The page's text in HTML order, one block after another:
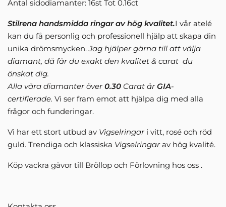
Antal sidodiamanter: 16st Tot 0.16ct
Stilrena handsmidda ringar av hög kvalitet.I vår atelé
kan du få personlig och professionell hjälp att skapa din
unika drömsmycken.Jag hjälper gärna till att välja
diamant, då får du exakt den kvalitet & carat du
önskat dig.
Alla våra diamanter över0.30 Carat ärGIA-
certifierade. Vi ser fram emot att hjälpa dig med alla
frågor och funderingar.
Vi har ett stort utbud av Vigselringari vitt, rosé och röd
guld. Trendiga och klassiska Vigselringarav hög kvalité.
Köp vackra gåvor till Bröllop och Förlovning hos oss .